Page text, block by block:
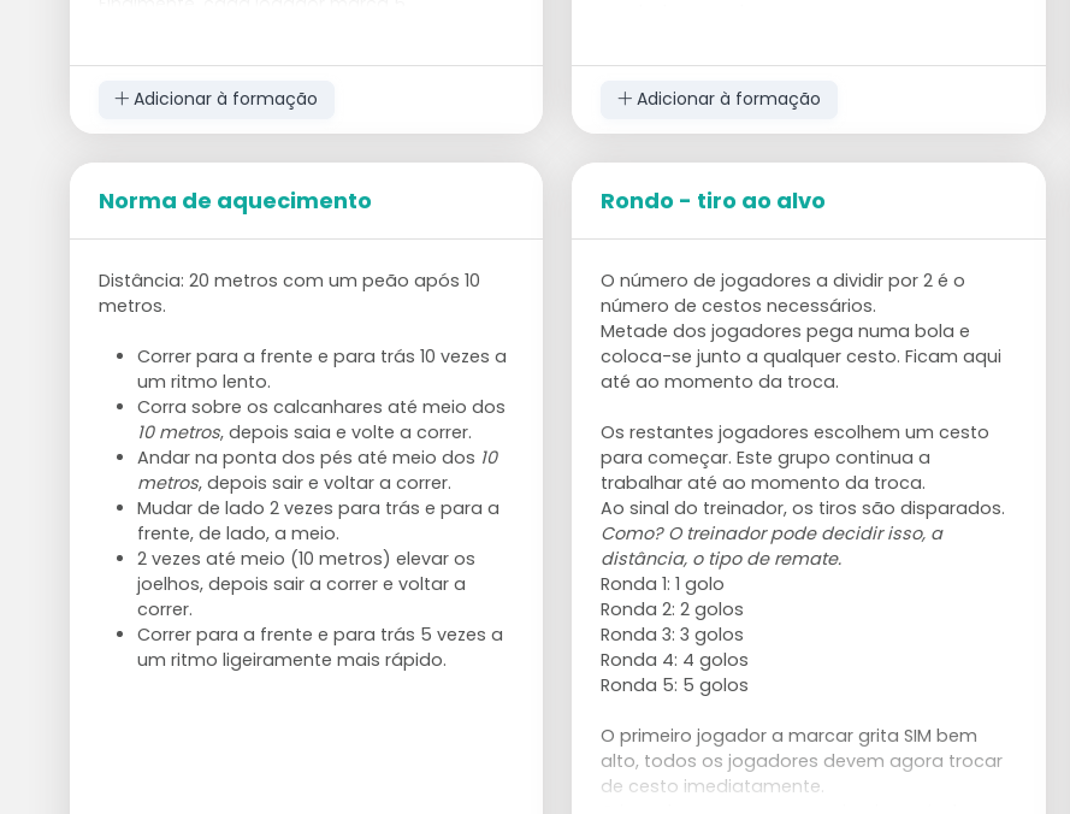
Adicionar à formação
Adicionar à formação
Norma de aquecimento
Distância: 20 metros com um peão após 10
metros.
Correr para a frente e para trás 10 vezes a
um ritmo lento.
Corra sobre os calcanhares até meio dos
10 metros, depois saia e volte a correr.
Andar na ponta dos pés até meio dos 10
metros, depois sair e voltar a correr.
Mudar de lado 2 vezes para trás e para a
frente, de lado, a meio.
2 vezes até meio (10 metros) elevar os
joelhos, depois sair a correr e voltar a
correr.
Correr para a frente e para trás 5 vezes a
um ritmo ligeiramente mais rápido.
Rondo - tiro ao alvo
O número de jogadores a dividir por 2 é o
número de cestos necessários.
Metade dos jogadores pega numa bola e
coloca-se junto a qualquer cesto. Ficam aqui
até ao momento da troca.
Os restantes jogadores escolhem um cesto
para começar. Este grupo continua a
trabalhar até ao momento da troca.
Ao sinal do treinador, os tiros são disparados.
Como? O treinador pode decidir isso, a
distância, o tipo de remate.
Ronda 1: 1 golo
Ronda 2: 2 golos
Ronda 3: 3 golos
Ronda 4: 4 golos
Ronda 5: 5 golos
O primeiro jogador a marcar grita SIM bem
alto, todos os jogadores devem agora trocar
de cesto imediatamente.